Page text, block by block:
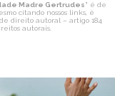
Madre Gertrudes" é de
citando nossos links, é
direito autoral – artigo 184
autorais.